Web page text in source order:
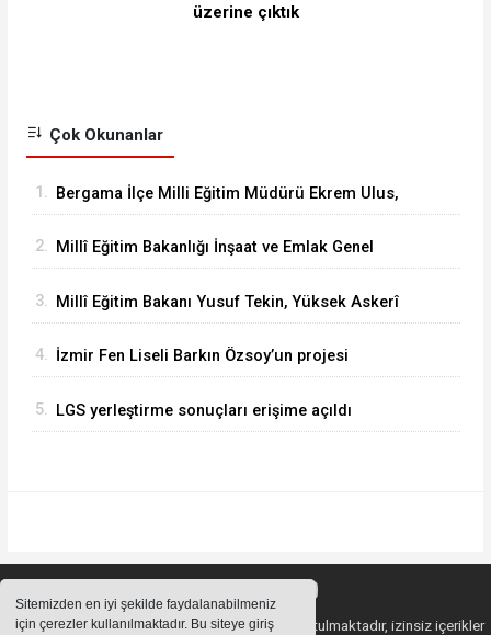
Sitemizden en iyi şekilde faydalanabilmeniz
için çerezler kullanılmaktadır. Bu siteye giriş
üzerine çıktık
Çok Okunanlar
1. Bergama İlçe Milli Eğitim Müdürü Ekrem Ulus,
çalışmaları inceledi
2. Millî Eğitim Bakanlığı İnşaat ve Emlak Genel
İncelemelerde Bulundu
3. Millî Eğitim Bakanı Yusuf Tekin, Yüksek Askerî
4. İzmir Fen Liseli Barkın Özsoy’un projesi
5. LGS yerleştirme sonuçları erişime açıldı
Sitemizde bulunan içeriklerin tüm hakları saklı tutulmaktadır, izinsiz içerikler